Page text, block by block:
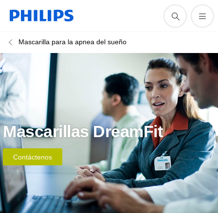
Mascarilla para la apnea del sueño
Mascarillas DreamFit
Contáctenos